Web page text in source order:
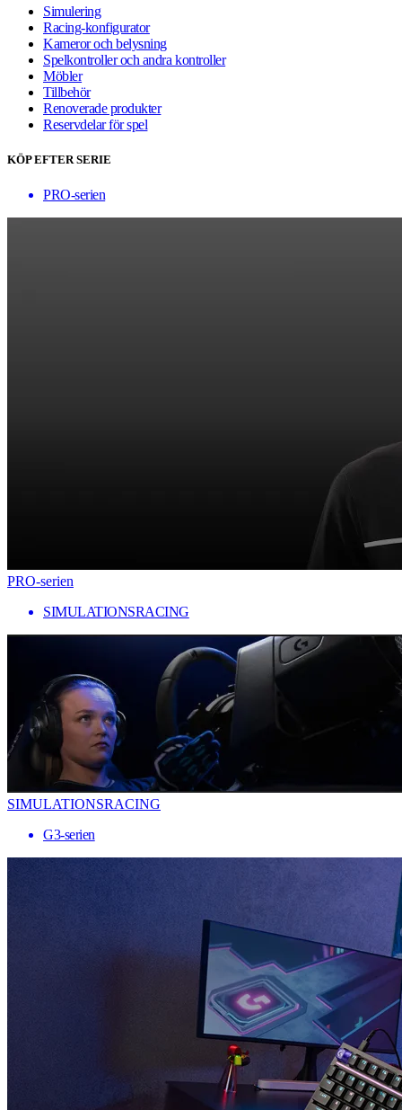
Simulering
Racing-konfigurator
Kameror och belysning
Spelkontroller och andra kontroller
Möbler
Tillbehör
Renoverade produkter
Reservdelar för spel
KÖP EFTER SERIE
PRO-serien
PRO-serien
SIMULATIONSRACING
SIMULATIONSRACING
G3-serien